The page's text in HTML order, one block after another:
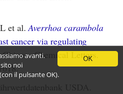
et al.Averrhoa carambola
cancer via regulating
Chinese Chemical Letters.
USDA.
OK
avanti.
noi
il pulsante OK).